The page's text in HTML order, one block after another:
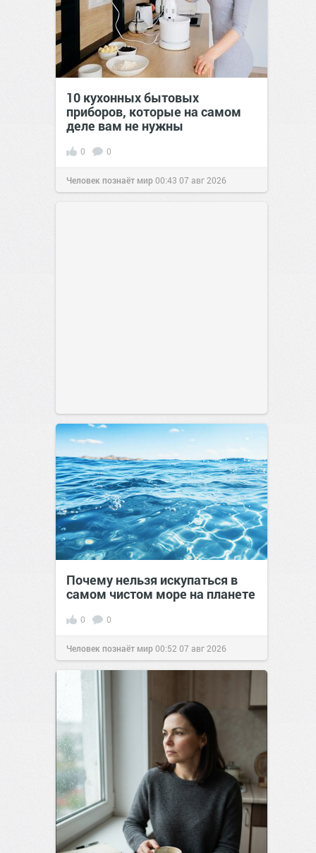
10 кухонных бытовых
приборов, которые на самом
деле вам не нужны
0 0
Человек познаёт мир00:43 07 авг 2026
Почему нельзя искупаться в
самом чистом море на планете
0 0
Человек познаёт мир00:52 07 авг 2026